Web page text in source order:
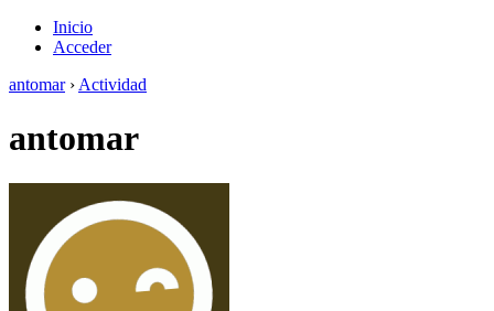
Inicio
Acceder
antomar › Actividad
antomar